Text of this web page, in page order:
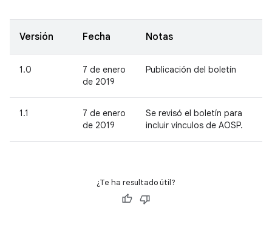
Versión Fecha Notas
1.0
7 de enero
de 2019
Publicación del boletín
1.1
7 de enero
de 2019
Se revisó el boletín para
incluir vínculos de AOSP.
¿Te ha resultado útil?